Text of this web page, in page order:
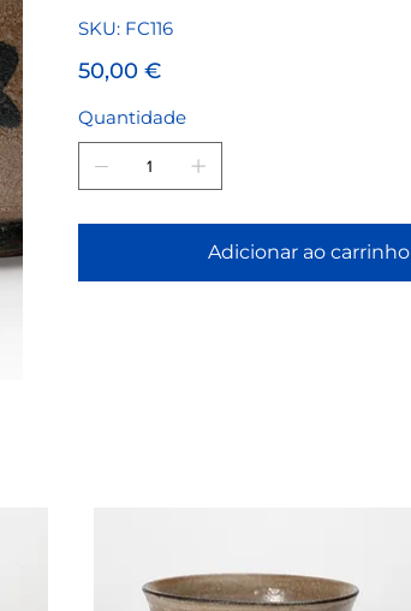
SKU: SKU
FC116
FC116
Preço
50,00 €
Quantidade
Adicionar ao carrinho